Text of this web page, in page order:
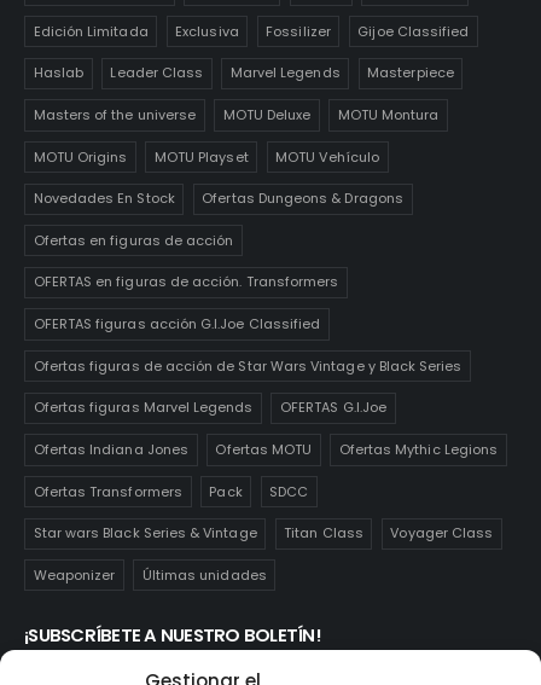
Edición Limitada Exclusiva Fossilizer Gijoe Classified
Haslab Leader Class Marvel Legends Masterpiece
Masters of the universe MOTU Deluxe MOTU Montura
MOTU Origins MOTU Playset MOTU Vehículo
Novedades En Stock Ofertas Dungeons & Dragons
Ofertas en figuras de acción
OFERTAS en figuras de acción. Transformers
OFERTAS figuras acción G.I.Joe Classified
Ofertas figuras de acción de Star Wars Vintage y Black Series
Ofertas figuras Marvel Legends OFERTAS G.I.Joe
Ofertas Indiana Jones Ofertas MOTU Ofertas Mythic Legions
Ofertas Transformers Pack SDCC
Star wars Black Series & Vintage Titan Class Voyager Class
Weaponizer Últimas unidades
¡SUBSCRÍBETE A NUESTRO BOLETÍN!
Te mantendrás informado de las novedades y ofertas que